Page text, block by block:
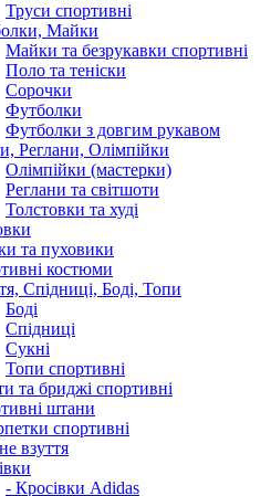
Труси спортивні
Майки
Майки та безрукавки спортивні
Поло та теніски
Сорочки
Футболки
Футболки з довгим рукавом
Реглани, Олімпійки
Олімпійки (мастерки)
Реглани та світшоти
Толстовки та худі
та пуховики
костюми
Спідниці, Боді, Топи
Боді
Спідниці
Сукні
Топи спортивні
та бриджі спортивні
штани
спортивні
взуття
- Кросівки Adidas